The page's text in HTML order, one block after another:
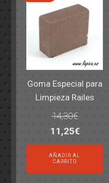
Goma Especial para
Limpieza Railes
14,30€
El
precio
original
era:
11,25€El
precio
actual
es:
AÑADIR AL
CARRITO